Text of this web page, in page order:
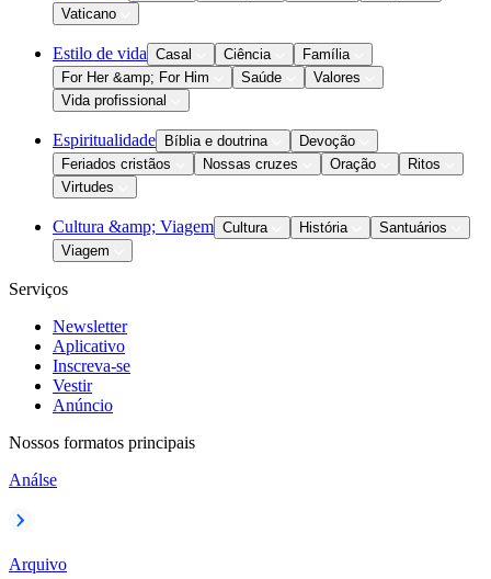
Vaticano
Estilo de vida Casal Ciência
Família
For Her &amp; For Him
Saúde
Valores
Vida profissional
Espiritualidade Bíblia e doutrina
Devoção
Feriados cristãos
Nossas cruzes Oração
Ritos
Virtudes
Cultura &amp; Viagem Cultura História
Santuários
Viagem
Serviços
Newsletter
Aplicativo
Inscreva-se
Vestir
Anúncio
Nossos formatos principais
Análse
Arquivo